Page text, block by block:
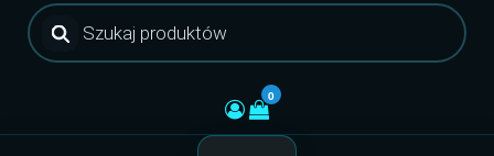
Wyszukiwarka
produktów
0